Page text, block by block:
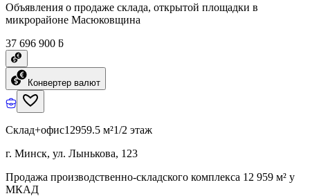
Объявления о продаже склада, открытой площадки в
микрорайоне Масюковщина
37 696 900 ƃ
Конвертер валют
Склад+офис12959.5 м²1/2 этаж
г. Минск, ул. Лынькова, 123
Продажа производственно-складского комплекса 12 959 м² у
МКАД